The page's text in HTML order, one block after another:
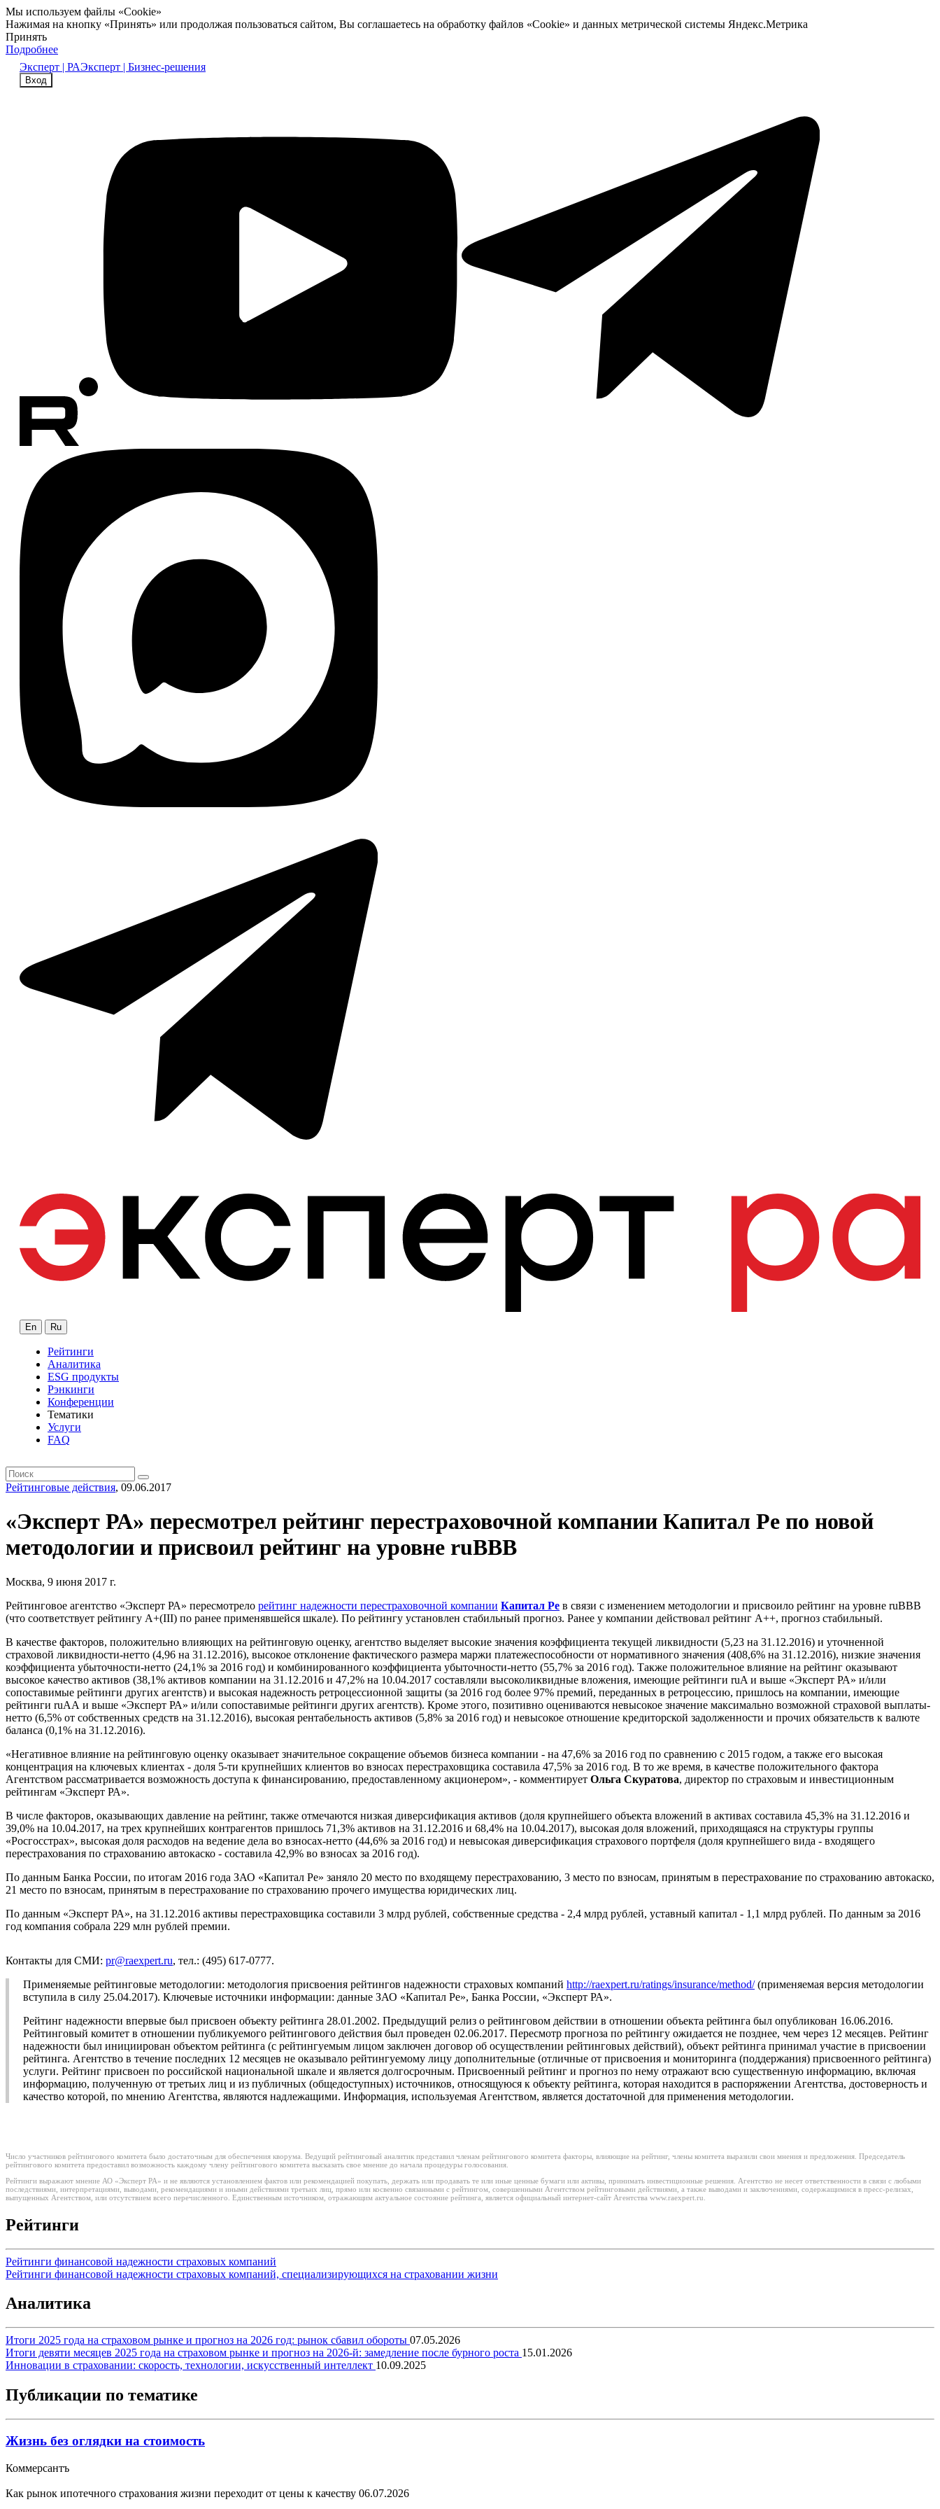
Мы используем файлы «Cookie»
Нажимая на кнопку «Принять» или продолжая пользоваться сайтом, Вы соглашаетесь на обработку файлов «Cookie» и данных метрической системы Яндекс.Метрика
Принять
Подробнее
Эксперт | РАЭксперт | Бизнес-решения
Вход
En Ru
Рейтинги
Аналитика
ESG продукты
Рэнкинги
Конференции
Тематики
Услуги
FAQ
Рейтинговые действия, 09.06.2017
«Эксперт РА» пересмотрел рейтинг перестраховочной компании Капитал Ре по новой
методологии и присвоил рейтинг на уровне ruВВВ
Москва, 9 июня 2017 г.
Рейтинговое агентство «Эксперт РА» пересмотрело рейтинг надежности перестраховочной компании Капитал Ре в связи с изменением методологии и присвоило рейтинг на уровне ruВВВ
(что соответствует рейтингу A+(III) по ранее применявшейся шкале). По рейтингу установлен стабильный прогноз. Ранее у компании действовал рейтинг A++, прогноз стабильный.
В качестве факторов, положительно влияющих на рейтинговую оценку, агентство выделяет высокие значения коэффициента текущей ликвидности (5,23 на 31.12.2016) и уточненной
страховой ликвидности-нетто (4,96 на 31.12.2016), высокое отклонение фактического размера маржи платежеспособности от нормативного значения (408,6% на 31.12.2016), низкие значения
коэффициента убыточности-нетто (24,1% за 2016 год) и комбинированного коэффициента убыточности-нетто (55,7% за 2016 год). Также положительное влияние на рейтинг оказывают
высокое качество активов (38,1% активов компании на 31.12.2016 и 47,2% на 10.04.2017 составляли высоколиквидные вложения, имеющие рейтинги ruA и выше «Эксперт РА» и/или
сопоставимые рейтинги других агентств) и высокая надежность ретроцессионной защиты (за 2016 год более 97% премий, переданных в ретроцессию, пришлось на компании, имеющие
рейтинги ruАА и выше «Эксперт РА» и/или сопоставимые рейтинги других агентств). Кроме этого, позитивно оцениваются невысокое значение максимально возможной страховой выплаты-
нетто (6,5% от собственных средств на 31.12.2016), высокая рентабельность активов (5,8% за 2016 год) и невысокое отношение кредиторской задолженности и прочих обязательств к валюте
баланса (0,1% на 31.12.2016).
«Негативное влияние на рейтинговую оценку оказывает значительное сокращение объемов бизнеса компании ­­- на 47,6% за 2016 год по сравнению с 2015 годом, а также его высокая
концентрация на ключевых клиентах ­­- доля 5-ти крупнейших клиентов во взносах перестраховщика составила 47,5% за 2016 год. В то же время, в качестве положительного фактора
Агентством рассматривается возможность доступа к финансированию, предоставленному акционером», - комментирует Ольга Скуратова, директор по страховым и инвестиционным
рейтингам «Эксперт РА».
В числе факторов, оказывающих давление на рейтинг, также отмечаются низкая диверсификация активов (доля крупнейшего объекта вложений в активах составила 45,3% на 31.12.2016 и
39,0% на 10.04.2017, на трех крупнейших контрагентов пришлось 71,3% активов на 31.12.2016 и 68,4% на 10.04.2017), высокая доля вложений, приходящаяся на структуры группы
«Росгосстрах», высокая доля расходов на ведение дела во взносах-нетто (44,6% за 2016 год) и невысокая диверсификация страхового портфеля (доля крупнейшего вида - входящего
перестрахования по страхованию автокаско - составила 42,9% во взносах за 2016 год).
По данным Банка России, по итогам 2016 года ЗАО «Капитал Ре» заняло 20 место по входящему перестрахованию, 3 место по взносам, принятым в перестрахование по страхованию автокаско,
21 место по взносам, принятым в перестрахование по страхованию прочего имущества юридических лиц.
По данным «Эксперт РА», на 31.12.2016 активы перестраховщика составили 3 млрд рублей, собственные средства - 2,4 млрд рублей, уставный капитал - 1,1 млрд рублей. По данным за 2016
год компания собрала 229 млн рублей премии.
Контакты для СМИ: pr@raexpert.ru, тел.: (495) 617-0777.
Применяемые рейтинговые методологии: методология присвоения рейтингов надежности страховых компаний http://raexpert.ru/ratings/insurance/method/(применяемая версия методологии
вступила в силу 25.04.2017). Ключевые источники информации: данные ЗАО «Капитал Ре», Банка России, «Эксперт РА».
Рейтинг надежности впервые был присвоен объекту рейтинга 28.01.2002. Предыдущий релиз о рейтинговом действии в отношении объекта рейтинга был опубликован 16.06.2016.
Рейтинговый комитет в отношении публикуемого рейтингового действия был проведен 02.06.2017. Пересмотр прогноза по рейтингу ожидается не позднее, чем через 12 месяцев. Рейтинг
надежности был инициирован объектом рейтинга (с рейтингуемым лицом заключен договор об осуществлении рейтинговых действий), объект рейтинга принимал участие в присвоении
рейтинга. Агентство в течение последних 12 месяцев не оказывало рейтингуемому лицу дополнительные (отличные от присвоения и мониторинга (поддержания) присвоенного рейтинга)
услуги. Рейтинг присвоен по российской национальной шкале и является долгосрочным. Присвоенный рейтинг и прогноз по нему отражают всю существенную информацию, включая
информацию, полученную от третьих лиц и из публичных (общедоступных) источников, относящуюся к объекту рейтинга, которая находится в распоряжении Агентства, достоверность и
качество которой, по мнению Агентства, являются надлежащими. Информация, используемая Агентством, является достаточной для применения методологии.
Число участников рейтингового комитета было достаточным для обеспечения кворума. Ведущий рейтинговый аналитик представил членам рейтингового комитета факторы, влияющие на рейтинг, члены комитета выразили свои мнения и предложения. Председатель
рейтингового комитета предоставил возможность каждому члену рейтингового комитета высказать свое мнение до начала процедуры голосования.
Рейтинги выражают мнение АО «Эксперт РА» и не являются установлением фактов или рекомендацией покупать, держать или продавать те или иные ценные бумаги или активы, принимать инвестиционные решения. Агентство не несет ответственности в связи с любыми
последствиями, интерпретациями, выводами, рекомендациями и иными действиями третьих лиц, прямо или косвенно связанными с рейтингом, совершенными Агентством рейтинговыми действиями, а также выводами и заключениями, содержащимися в пресс-релизах,
выпущенных Агентством, или отсутствием всего перечисленного. Единственным источником, отражающим актуальное состояние рейтинга, является официальный интернет-сайт Агентства www.raexpert.ru.
Рейтинги
Рейтинги финансовой надежности страховых компаний
Рейтинги финансовой надежности страховых компаний, специализирующихся на страховании жизни
Аналитика
Итоги 2025 года на страховом рынке и прогноз на 2026 год: рынок сбавил обороты 07.05.2026
Итоги девяти месяцев 2025 года на страховом рынке и прогноз на 2026-й: замедление после бурного роста 15.01.2026
Инновации в страховании: скорость, технологии, искусственный интеллект 10.09.2025
Публикации по тематике
Жизнь без оглядки на стоимость
Коммерсантъ
Как рынок ипотечного страхования жизни переходит от цены к качеству 06.07.2026